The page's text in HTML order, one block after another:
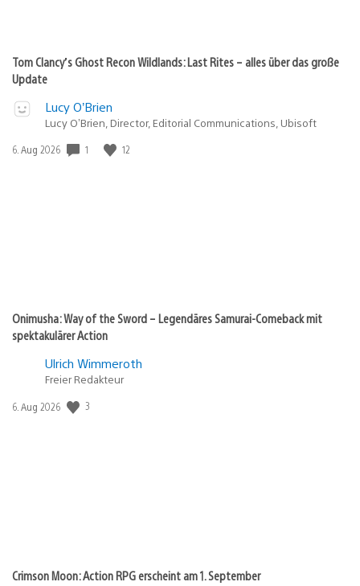
Tom Clancy’s Ghost Recon Wildlands: Last Rites – alles über das große
Update
Lucy O’Brien
Lucy O’Brien, Director, Editorial Communications, Ubisoft
Veröffentlichungsdatum:
6. Aug 2026 1 12
Onimusha: Way of the Sword – Legendäres Samurai-Comeback mit
spektakulärer Action
Ulrich Wimmeroth
Freier Redakteur
Veröffentlichungsdatum:
6. Aug 2026 3
Crimson Moon: Action RPG erscheint am 1. September